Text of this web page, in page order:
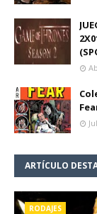
ARTÍCULO
RODAJES